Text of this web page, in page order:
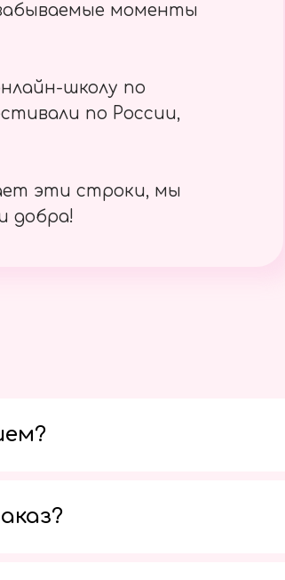
моменты
школу по
по России,
эти строки, мы
добра!